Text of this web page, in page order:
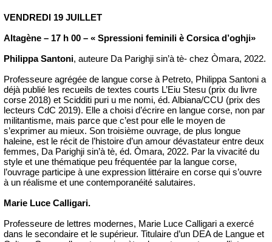
VENDREDI 19 JUILLET
Altagène – 17 h 00 – « Spressioni feminili è Corsica d’oghji»
Philippa Santoni, auteure Da Parighji sin’à tè- chez Òmara, 2022.
Professeure agrégée de langue corse à Petreto, Philippa Santoni a
déjà publié les recueils de textes courts L’Eiu Stesu (prix du livre
corse 2018) et Scidditi puri u me nomi, éd. Albiana/CCU (prix des
lecteurs CdC 2019). Elle a choisi d’écrire en langue corse, non par
militantisme, mais parce que c’est pour elle le moyen de
s’exprimer au mieux. Son troisième ouvrage, de plus longue
haleine, est le récit de l’histoire d’un amour dévastateur entre deux
femmes, Da Parighji sin’à tè, éd. Òmara, 2022. Par la vivacité du
style et une thématique peu fréquentée par la langue corse,
l’ouvrage participe à une expression littéraire en corse qui s’ouvre
à un réalisme et une contemporanéité salutaires.
Marie Luce Calligari.
Professeure de lettres modernes, Marie Luce Calligari a exercé
dans le secondaire et le supérieur. Titulaire d’un DEA de Langue et